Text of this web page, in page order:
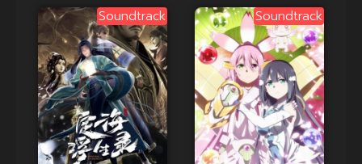
เทพ ภาค 2
Soundtrack Soundtrack